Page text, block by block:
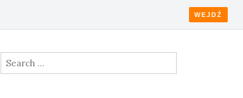
WEJDŹ
Search
for: